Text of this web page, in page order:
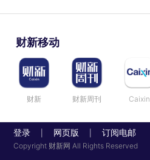
财新移动
财新 财新周刊 Caixin
登录 网页版 订阅电邮
Copyright 财新网 All Rights Reserved